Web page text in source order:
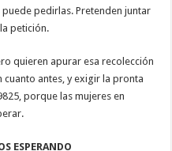
pedirlas. Pretenden juntar
petición.
quieren apurar esa recolección
antes, y exigir la pronta
porque las mujeres en
ESPERANDO